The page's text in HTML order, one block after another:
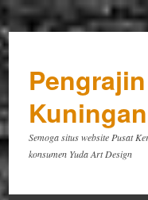
Semoga situs website Pusat
konsumen Yuda Art Design